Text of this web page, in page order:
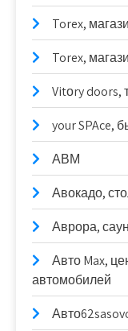
Torex,
Torex,
Vitоry doors,
your SPAce,
АВМ
Авокадо,
Аврора,
Авто Max,
автомобилей